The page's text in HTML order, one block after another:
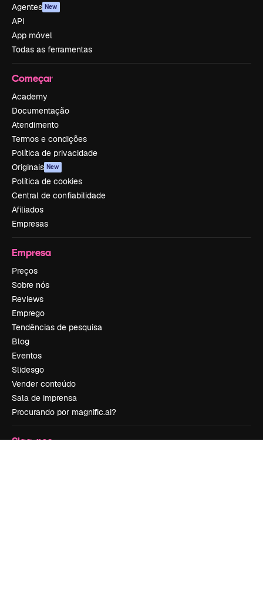
Agentes New
API
App móvel
Todas as ferramentas
Começar
Academy
Documentação
Atendimento
Termos e condições
Política de privacidade
Originais New
Política de cookies
Central de confiabilidade
Afiliados
Empresas
Empresa
Preços
Sobre nós
Reviews
Emprego
Tendências de pesquisa
Blog
Eventos
Slidesgo
Vender conteúdo
Sala de imprensa
Procurando por magnific.ai?
Siga-nos